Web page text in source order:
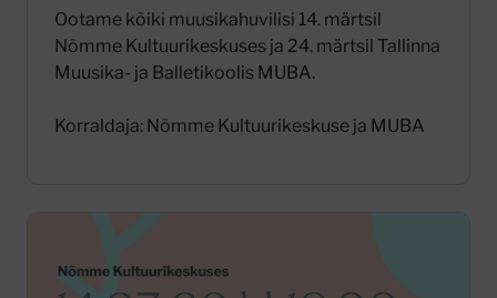
Ootame kõiki muusikahuvilisi 14. märtsil
Nõmme Kultuurikeskuses ja 24. märtsil Tallinna
Muusika- ja Balletikoolis MUBA.
Korraldaja: Nõmme Kultuurikeskuse ja MUBA